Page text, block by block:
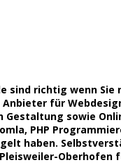
sind richtig wenn Sie
für
sowie
PHP
haben.
Oberhofen